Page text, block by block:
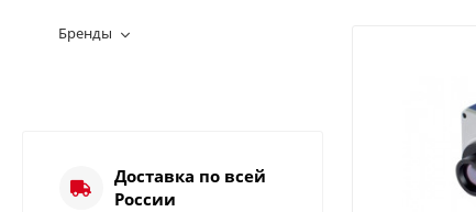
Бренды
Доставка по всей
России